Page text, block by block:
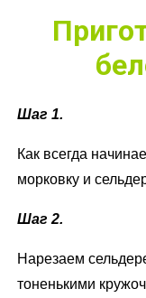
Шаг 1.
Как всегда
морковку и
Шаг 2.
Нарезаем
тоненькими